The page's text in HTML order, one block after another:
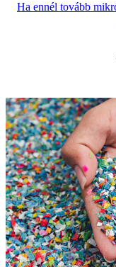
Ha ennél tovább